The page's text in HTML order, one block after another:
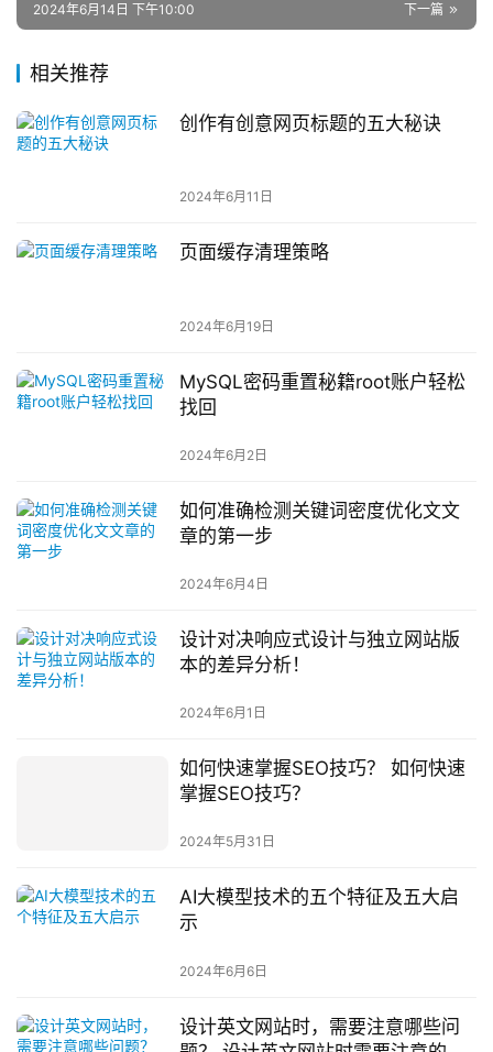
下一篇
2024年6月14日 下午10:00
相关推荐
创作有创意网页标题的五大秘诀
2024年6月11日
页面缓存清理策略
2024年6月19日
MySQL密码重置秘籍root账户轻松
找回
2024年6月2日
如何准确检测关键词密度优化文文
章的第一步
2024年6月4日
设计对决响应式设计与独立网站版
本的差异分析！
2024年6月1日
如何快速掌握SEO技巧？ 如何快速
掌握SEO技巧？
2024年5月31日
AI大模型技术的五个特征及五大启
示
2024年6月6日
设计英文网站时，需要注意哪些问